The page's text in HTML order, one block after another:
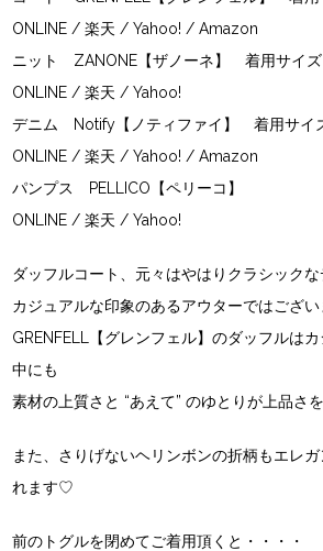
ONLINE /楽天 /Yahoo! /Amazon
ニット ZANONE【ザノーネ】
着用サイズ
ONLINE /楽天 /Yahoo!
デニム
Notify【ノティファイ】
着用サイ
ONLINE /楽天 /Yahoo! /Amazon
パンプス
PELLICO【ペリーコ】
ONLINE /楽天 /Yahoo!
ダッフルコート、元々はやはりクラシック
カジュアルな印象のあるアウターではござ
GRENFELL【グレンフェル】のダッフルは
中にも
素材の上質さと “あえて” のゆとりが上品さ
また、さりげないヘリンボンの折柄もエレ
れます♡
前のトグルを閉めてご着用頂くと・・・・